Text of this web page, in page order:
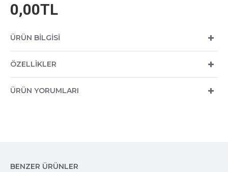
0,00TL
ÜRÜN BILGISI
ÖZELLIKLER
ÜRÜN YORUMLARI
BENZER ÜRÜNLER